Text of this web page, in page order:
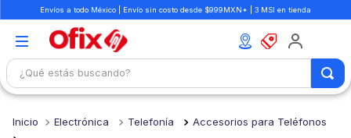
Envíos a todo México | Envío sin costo desde $999MXN* | 3 MSI en tienda
¿Qué estás buscando?
Electrónica Telefonía Accesorios para Teléfonos
1.
mochilas